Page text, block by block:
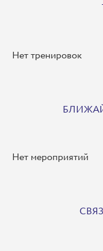
Нет тренировок
Нет мероприятий